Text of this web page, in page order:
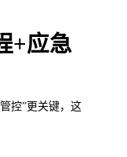
+应急
控”更关键，这